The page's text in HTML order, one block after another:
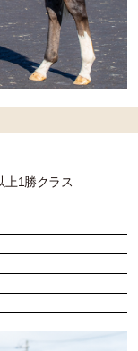
1勝クラス